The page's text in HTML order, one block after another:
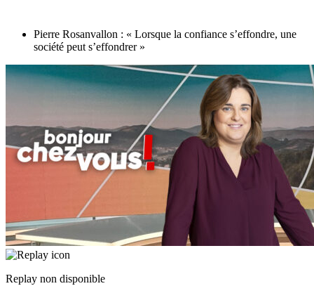
Pierre Rosanvallon : « Lorsque la confiance s’effondre, une
société peut s’effondrer »
Replay non disponible